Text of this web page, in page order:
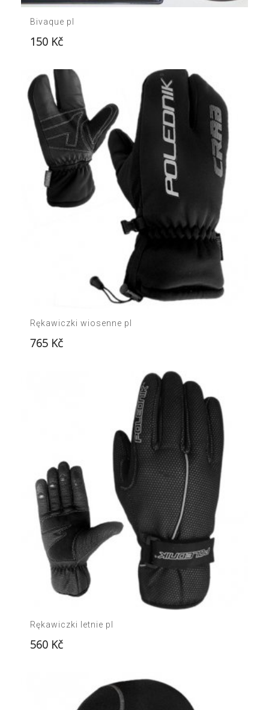
Bivaque pl
150 Kč
Rękawiczki wiosenne pl
765 Kč
Rękawiczki letnie pl
560 Kč